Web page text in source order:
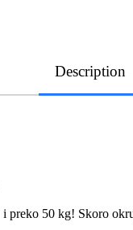
Description
preko 50 kg! Skoro